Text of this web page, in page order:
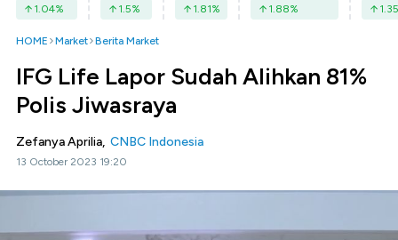
1.04% 1.5% 1.81% 1.88% 1.35
HOME Market Berita Market
IFG Life Lapor Sudah Alihkan 81%
Polis Jiwasraya
Zefanya Aprilia, CNBC Indonesia
13 October 2023 19:20